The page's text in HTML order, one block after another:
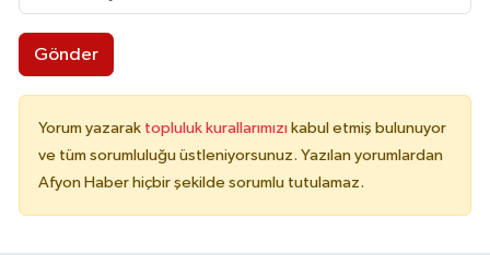
Gönder
Yorum yazarak topluluk kurallarımızı kabul etmiş bulunuyor
ve tüm sorumluluğu üstleniyorsunuz. Yazılan yorumlardan
Afyon Haber hiçbir şekilde sorumlu tutulamaz.